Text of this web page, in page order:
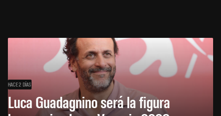
HACE 2 DÍAS
Luca Guadagnino será la figura